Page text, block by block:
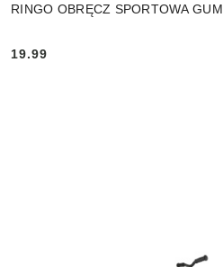
RINGO OBRĘCZ SPORTOWA
Cena:
19.99